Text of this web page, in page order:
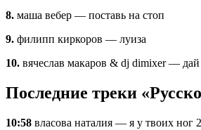
8. маша вебер — поставь на стоп
9. филипп киркоров — луиза
10. вячеслав макаров & dj dimixer —
Последние треки
10:58 власова наталия — я у твоих ног